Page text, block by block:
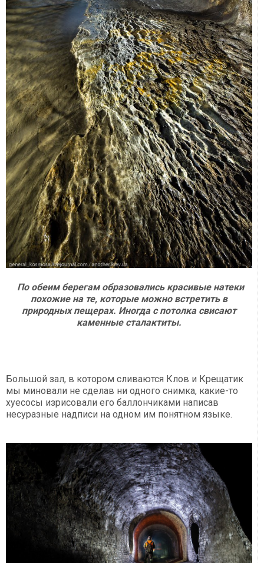
По обеим берегам образовались красивые натеки
похожие на те, которые можно встретить в
природных пещерах. Иногда с потолка свисают
каменные сталактиты.
Большой зал, в котором сливаются Клов и Крещатик
мы миновали не сделав ни одного снимка, какие-то
хуесосы изрисовали его баллончиками написав
несуразные надписи на одном им понятном языке.